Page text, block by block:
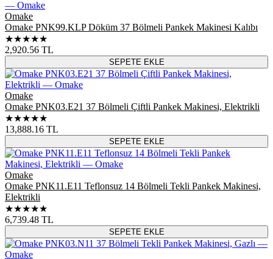
Omake
Omake PNK99.KLP Döküm 37 Bölmeli Pankek Makinesi Kalıbı
★★★★★
2,920.56 TL
SEPETE EKLE
Omake
Omake PNK03.E21 37 Bölmeli Çiftli Pankek Makinesi, Elektrikli
★★★★★
13,888.16 TL
SEPETE EKLE
Omake
Omake PNK11.E11 Teflonsuz 14 Bölmeli Tekli Pankek Makinesi,
Elektrikli
★★★★★
6,739.48 TL
SEPETE EKLE